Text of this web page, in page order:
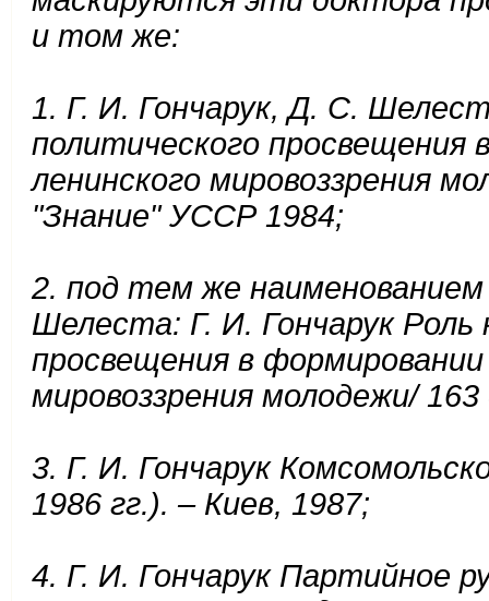
и том же:
1. Г. И. Гончарук, Д. С.
политического просвещения
ленинского мировоззрения
"Знание" УССР 1984;
2. под тем же
Шелеста: Г. И. Гончарук Роль
просвещения в
мировоззрения молодежи/
3. Г. И. Гончарук
1986 гг.). – Киев, 1987;
4. Г. И. Гончарук Партийное